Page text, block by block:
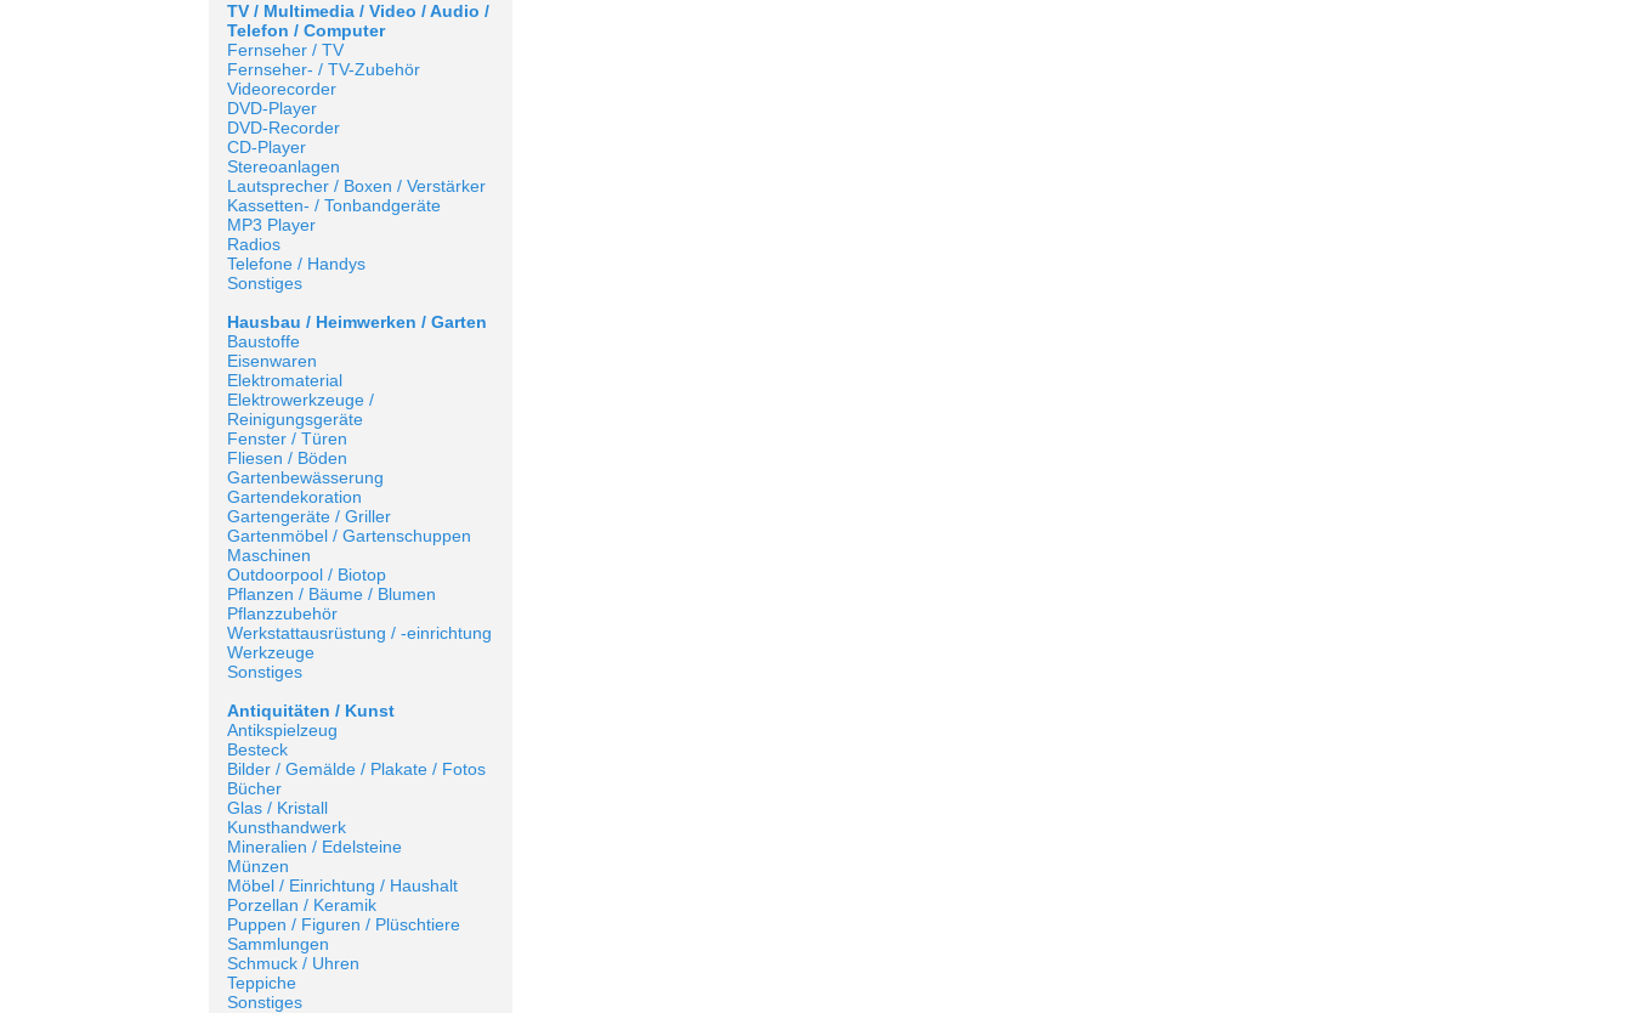
TV / Multimedia / Video / Audio /
Telefon / Computer
Fernseher / TV
Fernseher- / TV-Zubehör
Videorecorder
DVD-Player
DVD-Recorder
CD-Player
Stereoanlagen
Lautsprecher / Boxen / Verstärker
Kassetten- / Tonbandgeräte
MP3 Player
Radios
Telefone / Handys
Sonstiges
Hausbau / Heimwerken / Garten
Baustoffe
Eisenwaren
Elektromaterial
Elektrowerkzeuge /
Reinigungsgeräte
Fenster / Türen
Fliesen / Böden
Gartenbewässerung
Gartendekoration
Gartengeräte / Griller
Gartenmöbel / Gartenschuppen
Maschinen
Outdoorpool / Biotop
Pflanzen / Bäume / Blumen
Pflanzzubehör
Werkstattausrüstung / -einrichtung
Werkzeuge
Sonstiges
Antiquitäten / Kunst
Antikspielzeug
Besteck
Bilder / Gemälde / Plakate / Fotos
Bücher
Glas / Kristall
Kunsthandwerk
Mineralien / Edelsteine
Münzen
Möbel / Einrichtung / Haushalt
Porzellan / Keramik
Puppen / Figuren / Plüschtiere
Sammlungen
Schmuck / Uhren
Teppiche
Sonstiges